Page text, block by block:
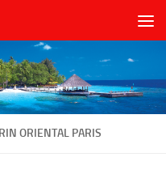
ORIENTAL PARIS